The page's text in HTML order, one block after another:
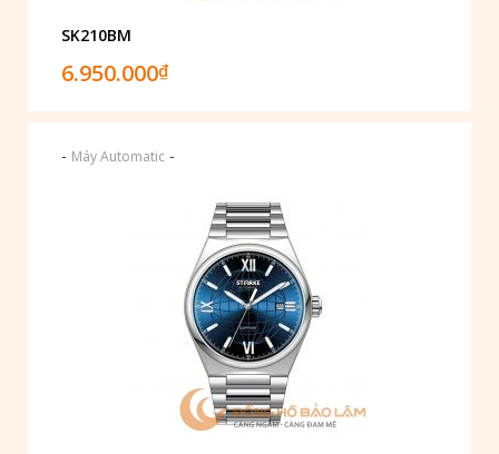
SK210BM
6.950.000₫
- Máy Automatic -